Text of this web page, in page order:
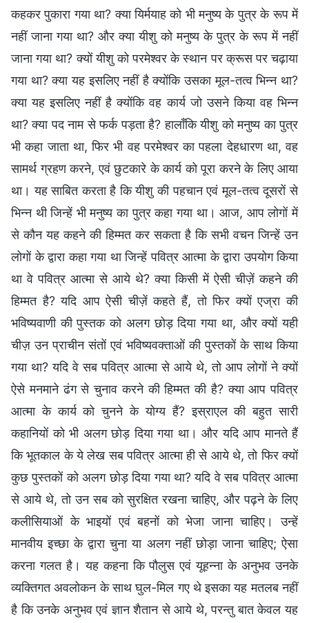
कहकर पुकारा गया था? क्या यिर्मयाह को भी मनुष्य के पुत्र के रूप में
नहीं जाना गया था? और क्या यीशु को मनुष्य के पुत्र के रूप में नहीं
जाना गया था? क्यों यीशु को परमेश्वर के स्थान पर क्रूस पर चढ़ाया
गया था? क्या यह इसलिए नहीं है क्योंकि उसका मूल-तत्व भिन्न था?
क्या यह इसलिए नहीं है क्योंकि वह कार्य जो उसने किया वह भिन्न
था? क्या पद नाम से फर्क पड़ता है? हालाँकि यीशु को मनुष्य का पुत्र
भी कहा जाता था, फिर भी वह परमेश्वर का पहला देहधारण था, वह
सामर्थ ग्रहण करने, एवं छुटकारे के कार्य को पूरा करने के लिए आया
था। यह साबित करता है कि यीशु की पहचान एवं मूल-तत्व दूसरों से
भिन्न थी जिन्हें भी मनुष्य का पुत्र कहा गया था। आज, आप लोगों में
से कौन यह कहने की हिम्मत कर सकता है कि सभी वचन जिन्हें उन
लोगों के द्वारा कहा गया था जिन्हें पवित्र आत्मा के द्वारा उपयोग किया
था वे पवित्र आत्मा से आये थे? क्या किसी में ऐसी चीज़ें कहने की
हिम्मत है? यदि आप ऐसी चीज़ें कहते हैं, तो फिर क्यों एज्रा की
भविष्यवाणी की पुस्तक को अलग छोड़ दिया गया था, और क्यों यही
चीज़ उन प्राचीन संतों एवं भविष्यवक्ताओं की पुस्तकों के साथ किया
गया था? यदि वे सब पवित्र आत्मा से आये थे, तो आप लोगों ने क्यों
ऐसे मनमाने ढंग से चुनाव करने की हिम्मत की है? क्या आप पवित्र
आत्मा के कार्य को चुनने के योग्य हैं? इस्राएल की बहुत सारी
कहानियों को भी अलग छोड़ दिया गया था। और यदि आप मानते हैं
कि भूतकाल के ये लेख सब पवित्र आत्मा ही से आये थे, तो फिर क्यों
कुछ पुस्तकों को अलग छोड़ दिया गया था? यदि वे सब पवित्र आत्मा
से आये थे, तो उन सब को सुरक्षित रखना चाहिए, और पढ़ने के लिए
कलीसियाओं के भाइयों एवं बहनों को भेजा जाना चाहिए। उन्हें
मानवीय इच्छा के द्वारा चुना या अलग नहीं छोड़ा जाना चाहिए; ऐसा
करना गलत है। यह कहना कि पौलुस एवं यूहन्ना के अनुभव उनके
व्यक्तिगत अवलोकन के साथ घुल-मिल गए थे इसका यह मतलब नहीं
है कि उनके अनुभव एवं ज्ञान शैतान से आये थे, परन्तु बात केवल यह